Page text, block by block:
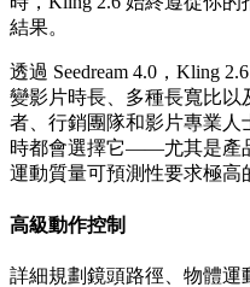
結果。
透過 Seedream 4.0，Kling
變影片時長、多種長寬比
者、行銷團隊和影片專業人
時都會選擇它——尤其是產
運動質量可預測性要求極高
高級動作控制
詳細規劃鏡頭路徑、物體運